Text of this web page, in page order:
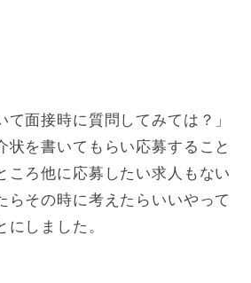
て面接時に質問してみては？」
状を書いてもらい応募すること
ころ他に応募したい求人もない
らその時に考えたらいいやって
にしました。